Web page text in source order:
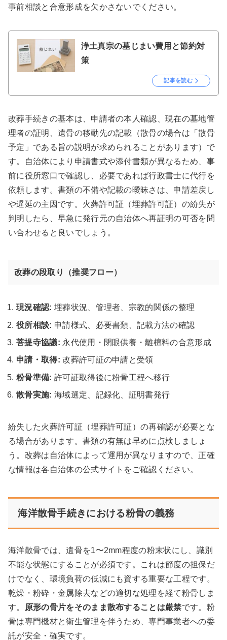
事前相談と合意形成を欠かさないでください。
浄土真宗の墓じまい費用と節約対
策
記事を読む
改葬手続きの基本は、申請者の本人確認、現在の墓地管
理者の証明、遺骨の移動先の記載（散骨の場合は「散骨
予定」である旨の説明が求められることがあります）で
す。自治体により申請書式や添付書類が異なるため、事
前に役所窓口で確認し、必要であれば行政書士に代行を
依頼します。書類の不備や記載の曖昧さは、申請差戻し
や遅延の主因です。火葬許可証（埋葬許可証）の紛失が
判明したら、早急に発行元の自治体へ再証明の可否を問
い合わせると良いでしょう。
改葬の段取り（推奨フロー）
現況確認: 埋葬状況、管理者、宗教的関係の整理
役所相談: 申請様式、必要書類、記載方法の確認
菩提寺協議: 永代使用・閉眼供養・離檀料の合意形成
申請・取得: 改葬許可証の申請と受領
粉骨準備: 許可証取得後に粉骨工程へ移行
散骨実施: 海域選定、記録化、証明書発行
紛失した火葬許可証（埋葬許可証）の再確認が必要とな
る場合があります。書類の有無は早めに点検しましょ
う。改葬は自治体によって運用が異なりますので、正確
な情報は各自治体の公式サイトをご確認ください。
海洋散骨手続きにおける粉骨の義務
海洋散骨では、遺骨を1〜2mm程度の粉末状にし、識別
不能な状態にすることが必須です。これは節度の担保だ
けでなく、環境負荷の低減にも資する重要な工程です。
乾燥・粉砕・金属除去などの適切な処理を経て粉骨しま
す。
原形の骨片をそのまま散布することは厳禁です。粉
骨は専門機材と衛生管理を伴うため、専門事業者への委
託が安全・確実です。